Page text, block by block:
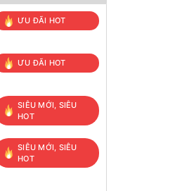
ƯU ĐÃI HOT
ƯU ĐÃI HOT
SIÊU MỚI, SIÊU
HOT
SIÊU MỚI, SIÊU
HOT